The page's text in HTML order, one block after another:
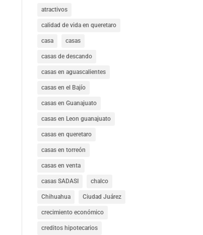
atractivos
calidad de vida en queretaro
casa casas
casas de descando
casas en aguascalientes
casas en el Bajío
casas en Guanajuato
casas en Leon guanajuato
casas en queretaro
casas en torreón
casas en venta
casas SADASI chalco
Chihuahua Ciudad Juárez
crecimiento económico
creditos hipotecarios